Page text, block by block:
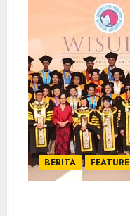
BERITA FEATURE